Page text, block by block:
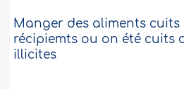
Manger des aliments cuits
récipiemts ou on été cuits
illicites